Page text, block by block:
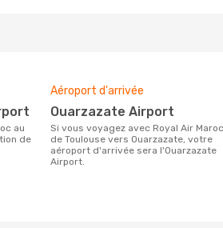
de
Aéroport d'arrivée
Ouarzazate Airport
Si vous voyagez avec Royal Air Maroc
de Toulouse vers Ouarzazate, votre
aéroport d'arrivée sera l'Ouarzazate
Airport.